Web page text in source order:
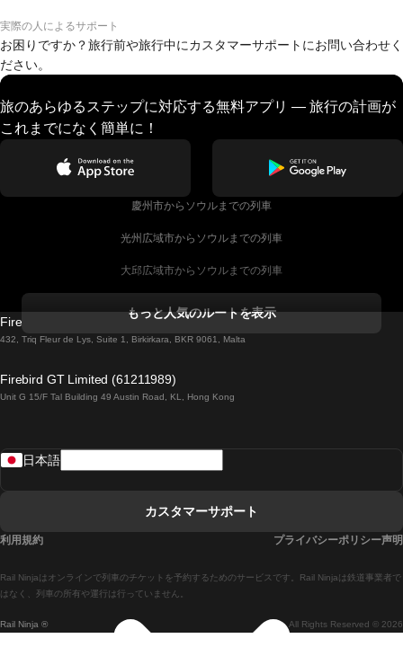
実際の人によるサポート
お困りですか？旅行前や旅行中にカスタマーサポートにお問い合わせく
ださい。
旅のあらゆるステップに対応する無料アプリ — 旅行の計画が
これまでになく簡単に！
慶州市からソウルまでの列車
光州広域市からソウルまでの列車
大邱広域市からソウルまでの列車
ダブリンからゴールウェイまでの列車
ローマからナポリまでの列車
マドリードからセビリアまでの列車
マドリードからアリカンテまでの列車
もっと人気のルートを表示
Firebird GT Limited (OC 1451)
432, Triq Fleur de Lys, Suite 1, Birkirkara, BKR 9061, Malta
Firebird GT Limited (61211989)
Unit G 15/F Tal Building 49 Austin Road, KL, Hong Kong
Rail Ninja ® All Rights Reserved © 2026
Rail Ninjaはオンラインで列車のチケットを予約するためのサービスです。Rail Ninjaは鉄道事業者で
はなく、列車の所有や運行は行っていません。
日本語
カスタマーサポート
利用規約 プライバシーポリシー声明